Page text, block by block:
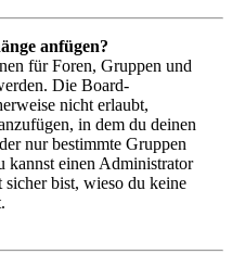
anfügen?
für Foren, Gruppen und
Die Board-
nicht erlaubt,
in dem du deinen
nur bestimmte Gruppen
kannst einen Administrator
bist, wieso du keine